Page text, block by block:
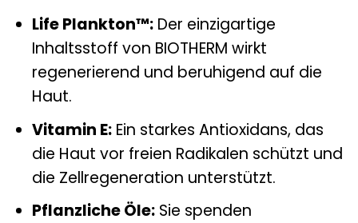
Life Plankton™:Der einzigartige
Inhaltsstoff von BIOTHERM wirkt
regenerierend und beruhigend auf die
Haut.
Vitamin E:Ein starkes Antioxidans, das
die Haut vor freien Radikalen schützt und
die Zellregeneration unterstützt.
Pflanzliche Öle:Sie spenden